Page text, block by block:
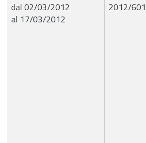
dal 02/03/2012
al 17/03/2012
2012/601